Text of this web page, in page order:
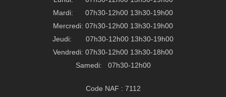
Mardi: 07h30-12h00 13h30-19h00
Mercredi: 07h30-12h00 13h30-19h00
Jeudi: 07h30-12h00 13h30-19h00
Vendredi: 07h30-12h00 13h30-18h00
Samedi: 07h30-12h00
Code NAF : 7112